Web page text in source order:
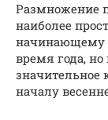
Размножение
наиболее
начинающему
время года,
значительное
началу